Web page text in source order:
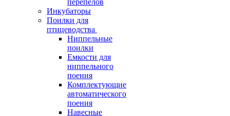
перепелов
Инкубаторы
Поилки для
птицеводства
Ниппельные
поилки
Емкости для
ниппельного
поения
Комплектующие
автоматического
поения
Навесные